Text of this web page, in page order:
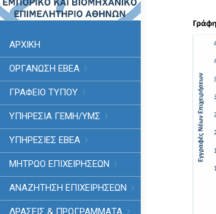
ΑΡΧΙΚΗ
ΟΡΓΑΝΩΣΗ ΕΒΕΑ
ΓΡΑΦΕΙΟ ΤΥΠΟΥ
ΥΠΗΡΕΣΊΑ ΓΕΜΗ/ΥΜΣ
ΥΠΗΡΕΣΙΕΣ ΕΒΕΑ
ΜΗΤΡΩΟ ΕΠΙΧΕΙΡΗΣΕΩΝ
ΑΝΑΖΗΤΗΣΗ ΕΠΙΧΕΙΡΗΣΕΩΝ
ΔΡΑΣΕΙΣ & ΠΡΟΓΡΑΜΜΑΤΑ